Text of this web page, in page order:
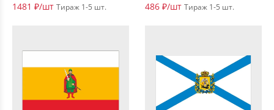
1481 ₽/шт Тираж 1-5 шт.
486 ₽/шт Тираж 1-5 шт.